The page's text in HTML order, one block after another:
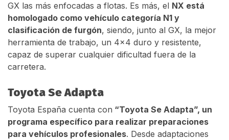
GX las más enfocadas a flotas. Es más, el NX está
homologado como vehículo categoría N1 y
clasificación de furgón, siendo, junto al GX, la mejor
herramienta de trabajo, un 4x4 duro y resistente,
capaz de superar cualquier dificultad fuera de la
carretera.
Toyota Se Adapta
Toyota España cuenta con “Toyota Se Adapta”, un
programa específico para realizar preparaciones
para vehículos profesionales. Desde adaptaciones